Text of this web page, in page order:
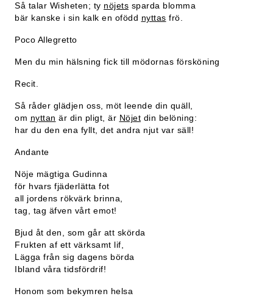
Så talar Wisheten; ty nöjets sparda blomma
bär kanske i sin kalk en ofödd nyttas frö.
Poco Allegretto
Men du min hälsning fick till mödornas försköning
Recit.
Så råder glädjen oss, möt leende din quäll,
om nyttan är din pligt, är Nöjet din belöning:
har du den ena fyllt, det andra njut var säll!
Andante
Nöje mägtiga Gudinna
för hvars fjäderlätta fot
all jordens rökvärk brinna,
tag, tag äfven vårt emot!
Bjud åt den, som går att skörda
Frukten af ett värksamt lif,
Lägga från sig dagens börda
Ibland våra tidsfördrif!
Honom som bekymren helsa